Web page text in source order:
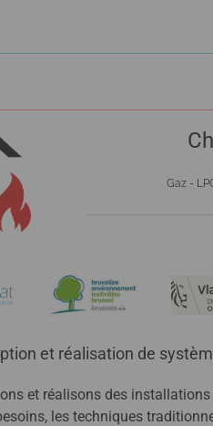
Gaz -
et réalisation de
et réalisons des
les techniques